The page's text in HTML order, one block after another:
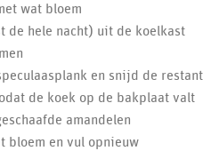
wat bloem
de hele nacht) uit de koelkast
en snijd de
de koek op de bakplaat valt
amandelen
bloem en vul opnieuw